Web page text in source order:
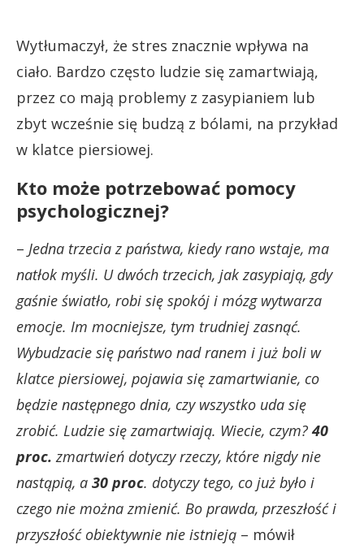
Wytłumaczył, że stres znacznie wpływa na
ciało. Bardzo często ludzie się zamartwiają,
przez co mają problemy z zasypianiem lub
zbyt wcześnie się budzą z bólami, na przykład
w klatce piersiowej.
Kto może potrzebować pomocy
psychologicznej?
– Jedna trzecia z państwa, kiedy rano wstaje, ma
natłok myśli. U dwóch trzecich, jak zasypiają, gdy
gaśnie światło, robi się spokój i mózg wytwarza
emocje. Im mocniejsze, tym trudniej zasnąć.
Wybudzacie się państwo nad ranem i już boli w
klatce piersiowej, pojawia się zamartwianie, co
będzie następnego dnia, czy wszystko uda się
zrobić. Ludzie się zamartwiają. Wiecie, czym? 40
proc. zmartwień dotyczy rzeczy, które nigdy nie
nastąpią, a 30 proc. dotyczy tego, co już było i
czego nie można zmienić. Bo prawda, przeszłość i
przyszłość obiektywnie nie istnieją – mówił